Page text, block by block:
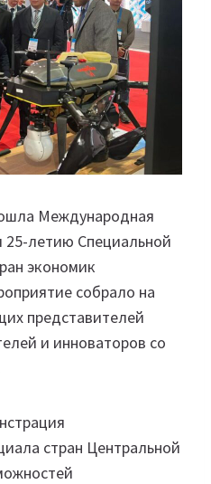
Международная
25-летию Специальной
экономик
собрало на
представителей
и инноваторов со
стран Центральной